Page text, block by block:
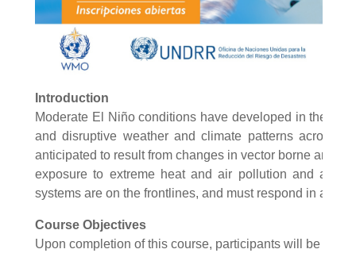
Introduction
Moderate El Niño conditions have developed in the
and disruptive weather and climate patterns across
anticipated to result from changes in vector borne and
exposure to extreme heat and air pollution and an
systems are on the frontlines, and must respond in a
Course Objectives
Upon completion of this course, participants will be able